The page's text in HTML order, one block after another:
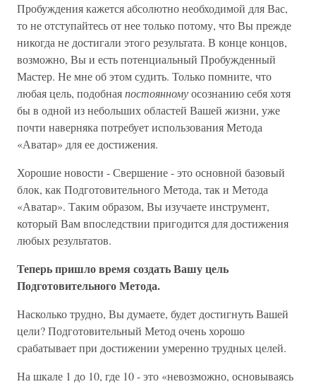
Пробуждения кажется абсолютно необходимой для Вас,
то не отступайтесь от нее только потому, что Вы прежде
никогда не достигали этого результата. В конце концов,
возможно, Вы и есть потенциальный Пробужденный
Мастер. Не мне об этом судить. Только помните, что
любая цель, подобнаяпостоянномуосознанию себя хотя
бы в одной из небольших областей Вашей жизни, уже
почти наверняка потребует использования Метода
«Аватар» для ее достижения.
Хорошие новости - Свершение - это основной базовый
блок, как Подготовительного Метода, так и Метода
«Аватар». Таким образом, Вы изучаете инструмент,
который Вам впоследствии пригодится для достижения
любых результатов.
Теперь пришло время создать Вашу цель
Подготовительного Метода.
Насколько трудно, Вы думаете, будет достигнуть Вашей
цели? Подготовительный Метод очень хорошо
срабатывает при достижении умеренно трудных целей.
На шкале 1 до 10, где 10 - это «невозможно, основываясь